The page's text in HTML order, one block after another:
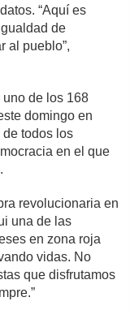
“Aquí es
de
al pueblo”,
de los 168
domingo en
todos los
en el que
revolucionaria en
una de las
en zona roja
vidas. No
que disfrutamos